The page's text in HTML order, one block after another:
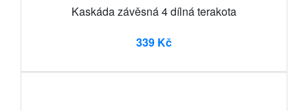
Kaskáda závěsná 4 dílná terakota
339 Kč